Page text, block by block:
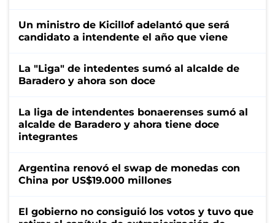
Un ministro de Kicillof adelantó que será
candidato a intendente el año que viene
La "Liga" de intedentes sumó al alcalde de
Baradero y ahora son doce
La liga de intendentes bonaerenses sumó al
alcalde de Baradero y ahora tiene doce
integrantes
Argentina renovó el swap de monedas con
China por US$19.000 millones
El gobierno no consiguió los votos y tuvo que